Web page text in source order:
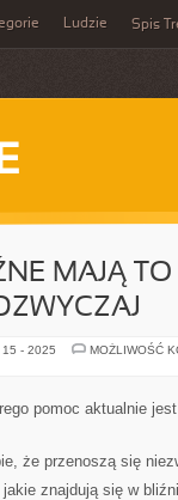
Ludzie Spis
MAJĄ TO
15 - 2025
MOŻLIWOŚĆ
pomoc aktualnie
że przenoszą się
znajdują się w